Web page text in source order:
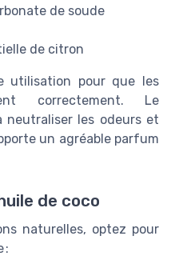
de soude
de citron
utilisation pour que les
correctement. Le
neutraliser les odeurs et
un agréable parfum
de coco
naturelles, optez pour
: